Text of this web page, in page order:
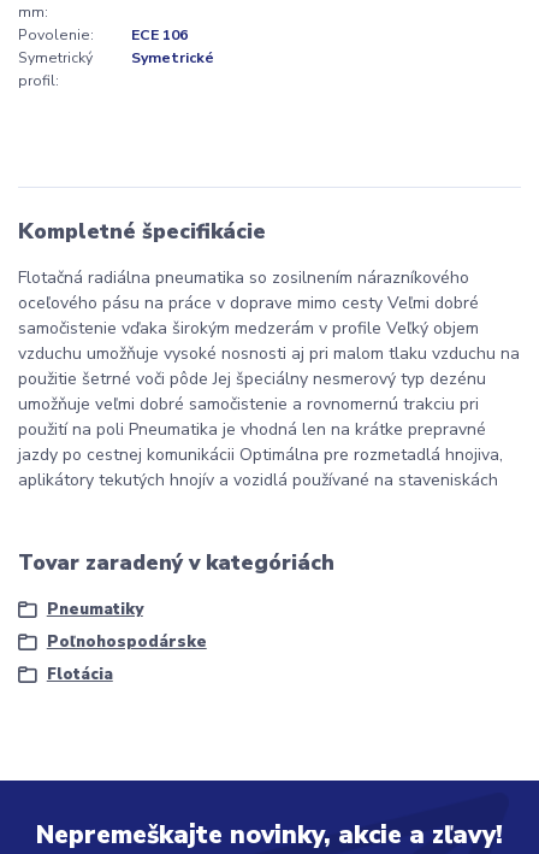
mm:
Povolenie:
ECE 106
Symetrický
profil:
Symetrické
Kompletné špecifikácie
Flotačná radiálna pneumatika so zosilnením nárazníkového
oceľového pásu na práce v doprave mimo cesty Veľmi dobré
samočistenie vďaka širokým medzerám v profile Veľký objem
vzduchu umožňuje vysoké nosnosti aj pri malom tlaku vzduchu na
použitie šetrné voči pôde Jej špeciálny nesmerový typ dezénu
umožňuje veľmi dobré samočistenie a rovnomernú trakciu pri
použití na poli Pneumatika je vhodná len na krátke prepravné
jazdy po cestnej komunikácii Optimálna pre rozmetadlá hnojiva,
aplikátory tekutých hnojív a vozidlá používané na staveniskách
Tovar zaradený v kategóriách
Pneumatiky
Poľnohospodárske
Flotácia
Nepremeškajte novinky, akcie a zľavy!